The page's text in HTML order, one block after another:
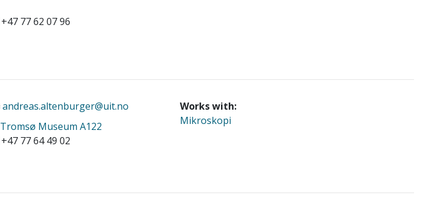
+47 77 62 07 96
andreas.altenburger@uit.no
Tromsø Museum A122
+47 77 64 49 02
Works with:
Mikroskopi